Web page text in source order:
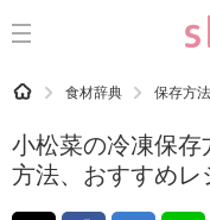
CATEGORY 記事カテゴリ
運気
洗濯
HOME 食材辞典 保存方
小松菜の冷凍保
方法、おすすめレ